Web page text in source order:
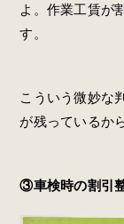
よ。作業工賃が
す。
こういう微妙な
が残っているか
③車検時の割引